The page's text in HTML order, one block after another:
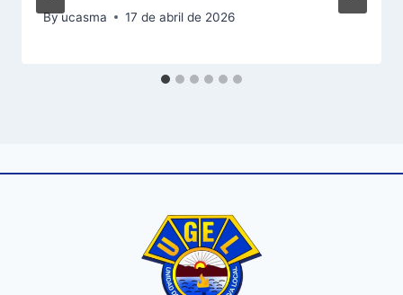
Byucasma 17 de abril de 2026